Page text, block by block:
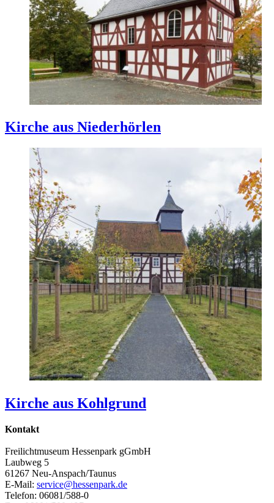
Kirche aus Niederhörlen
Kirche aus Kohlgrund
Kontakt
Freilichtmuseum Hessenpark gGmbH
Laubweg 5
61267 Neu-Anspach/Taunus
E-Mail: service@hessenpark.de
Telefon: 06081/588-0